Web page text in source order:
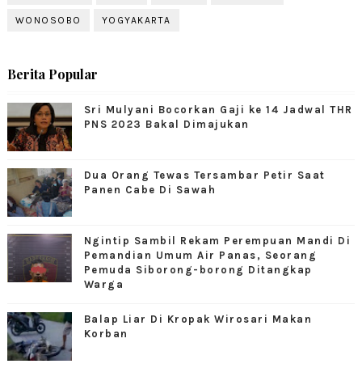
WONOSOBO YOGYAKARTA
Berita Popular
Sri Mulyani Bocorkan Gaji ke 14 Jadwal THR
PNS 2023 Bakal Dimajukan
Dua Orang Tewas Tersambar Petir Saat
Panen Cabe Di Sawah
Ngintip Sambil Rekam Perempuan Mandi Di
Pemandian Umum Air Panas, Seorang
Pemuda Siborong-borong Ditangkap
Warga
Balap Liar Di Kropak Wirosari Makan
Korban